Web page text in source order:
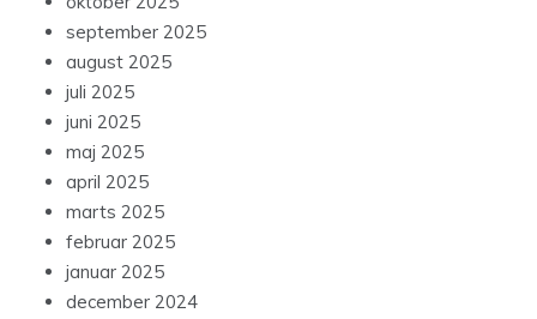
september 2025
august 2025
juli 2025
juni 2025
maj 2025
april 2025
marts 2025
februar 2025
januar 2025
december 2024